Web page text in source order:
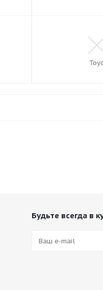
Будьте всегда в